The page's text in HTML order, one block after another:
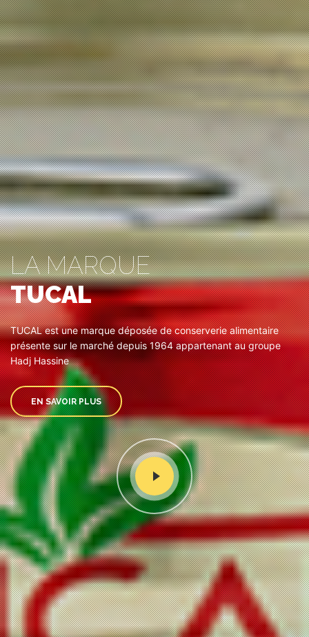
LA MARQUE
TUCAL
TUCAL est une marque déposée de conserverie alimentaire
présente sur le marché depuis 1964 appartenant au groupe
Hadj Hassine
EN SAVOIR PLUS